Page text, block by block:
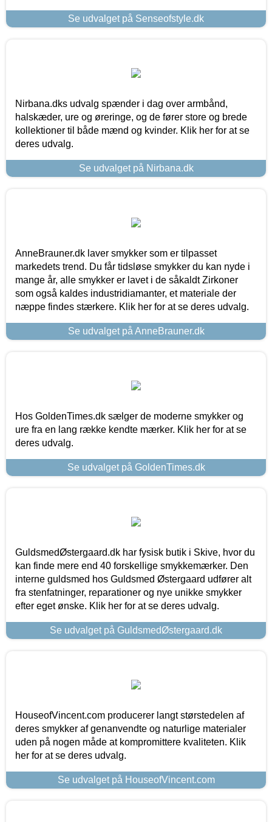
Se udvalget på Senseofstyle.dk
Nirbana.dks udvalg spænder i dag over armbånd,
halskæder, ure og øreringe, og de fører store og brede
kollektioner til både mænd og kvinder. Klik her for at se
deres udvalg.
Se udvalget på Nirbana.dk
AnneBrauner.dk laver smykker som er tilpasset
markedets trend. Du får tidsløse smykker du kan nyde i
mange år, alle smykker er lavet i de såkaldt Zirkoner
som også kaldes industridiamanter, et materiale der
næppe findes stærkere. Klik her for at se deres udvalg.
Se udvalget på AnneBrauner.dk
Hos GoldenTimes.dk sælger de moderne smykker og
ure fra en lang række kendte mærker. Klik her for at se
deres udvalg.
Se udvalget på GoldenTimes.dk
GuldsmedØstergaard.dk har fysisk butik i Skive, hvor du
kan finde mere end 40 forskellige smykkemærker. Den
interne guldsmed hos Guldsmed Østergaard udfører alt
fra stenfatninger, reparationer og nye unikke smykker
efter eget ønske. Klik her for at se deres udvalg.
Se udvalget på GuldsmedØstergaard.dk
HouseofVincent.com producerer langt størstedelen af
deres smykker af genanvendte og naturlige materialer
uden på nogen måde at kompromittere kvaliteten. Klik
her for at se deres udvalg.
Se udvalget på HouseofVincent.com